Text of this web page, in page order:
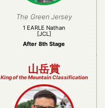
The Green Jersey
1 EARLE Nathan
[JCL]
After 8th Stage
山岳賞
King of the Mountain Classification